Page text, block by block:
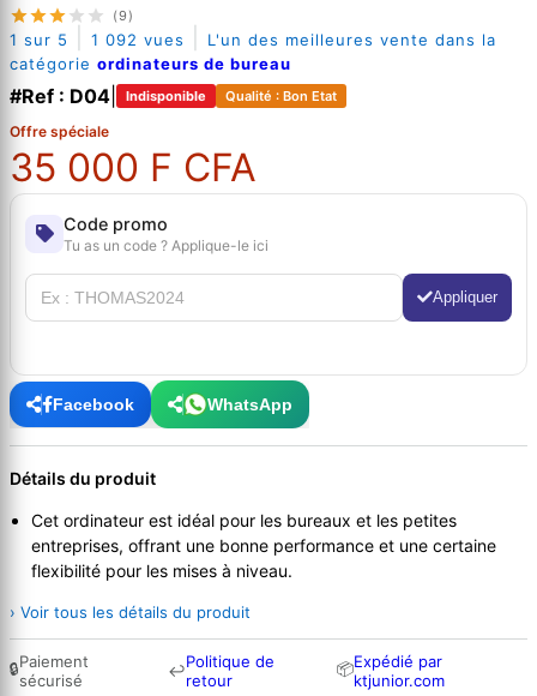
(9)
1 sur 5 1 092 vues
L'un des meilleures vente dans la
catégorie ordinateurs de bureau
#Ref : D04 Indisponible Qualité : Bon Etat
Offre spéciale
35 000 F CFA
Code promo
Tu as un code ? Applique-le ici
Appliquer
Facebook WhatsApp
Détails du produit
Cet ordinateur est idéal pour les bureaux et les petites
entreprises, offrant une bonne performance et une certaine
flexibilité pour les mises à niveau.
› Voir tous les détails du produit
🔒Paiement
sécurisé
↩Politique de
retour
📦Expédié par
ktjunior.com